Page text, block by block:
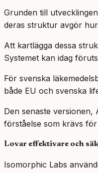
Grunden till
deras struktur avgör
Att kartlägga dessa
Systemet kan idag
För svenska
både EU och svenska
Den senaste
förståelse som krävs
Lovar effektivare och
Isomorphic Labs